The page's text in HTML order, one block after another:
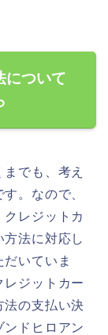
について
でも、考え
。なので、
レジットカ
法に対応し
いていま
ジットカー
法の支払い決
ドヒロアン